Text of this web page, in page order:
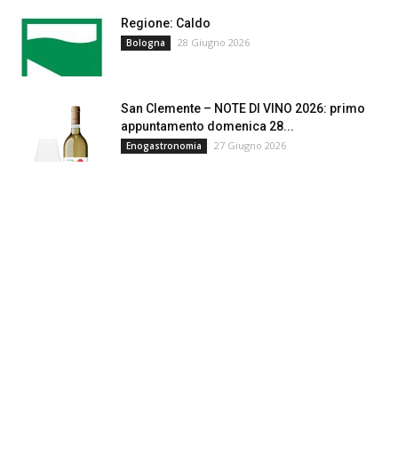
Regione: Caldo
Bologna 28 Giugno 2026
San Clemente – NOTE DI VINO 2026: primo
appuntamento domenica 28...
Enogastronomia 27 Giugno 2026